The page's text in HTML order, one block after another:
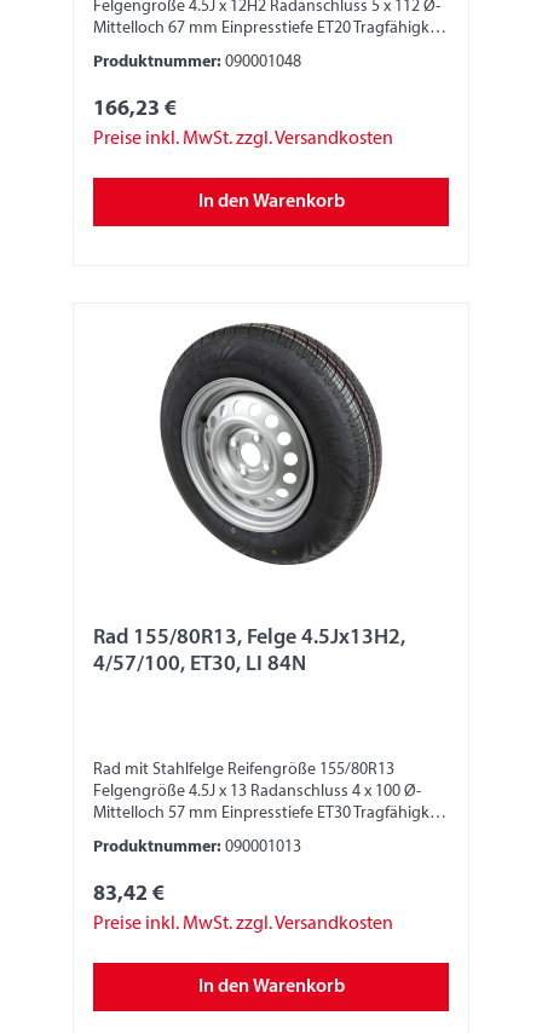
Felgengröße 4.5J x 12H2 Radanschluss 5 x 112 Ø-
Mittelloch 67 mm Einpresstiefe ET20 Tragfähigkeit
900 kg LI 104N
Produktnummer: 090001048
166,23 €
Preise inkl. MwSt. zzgl. Versandkosten
In den Warenkorb
Rad 155/80R13, Felge 4.5Jx13H2,
4/57/100, ET30, LI 84N
Rad mit Stahlfelge Reifengröße 155/80R13
Felgengröße 4.5J x 13 Radanschluss 4 x 100 Ø-
Mittelloch 57 mm Einpresstiefe ET30 Tragfähigkeit
Produktnummer: 090001013
83,42 €
Preise inkl. MwSt. zzgl. Versandkosten
In den Warenkorb